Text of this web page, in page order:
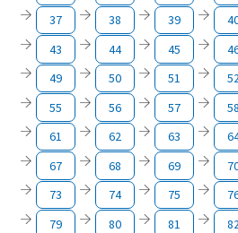
37
38 39
43
44 45
49
50 51
55
56 57 58
61
62 63
67
68 69
73
74 75
79
80 81 82